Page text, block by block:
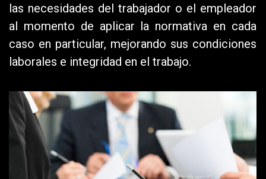
las necesidades del trabajador o el empleador
al momento de aplicar la normativa en cada
caso en particular, mejorando sus condiciones
laborales e integridad en el trabajo.